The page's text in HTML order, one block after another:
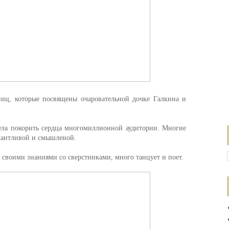
которые посвящены очаровательной дочке Галкина и
покорить сердца многомиллионной аудитории. Многие
и смышленой.
своими знаниями со сверстниками, много танцует и поет.